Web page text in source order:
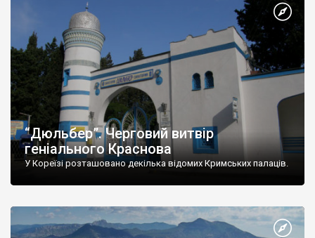
“Дюльбер”. Черговий витвір
геніального Краснова
У Кореїзі розташовано декілька відомих Кримських палаців.